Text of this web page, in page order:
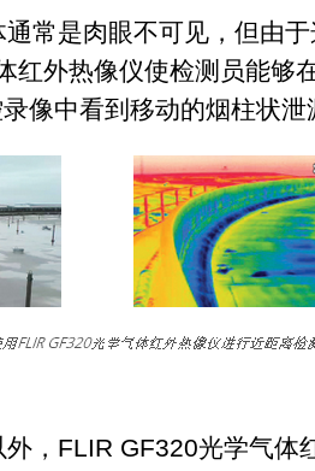
常是肉眼不可见，但由
红外热像仪使检测员能够
像中看到移动的烟柱状
外，FLIR GF320光学气体